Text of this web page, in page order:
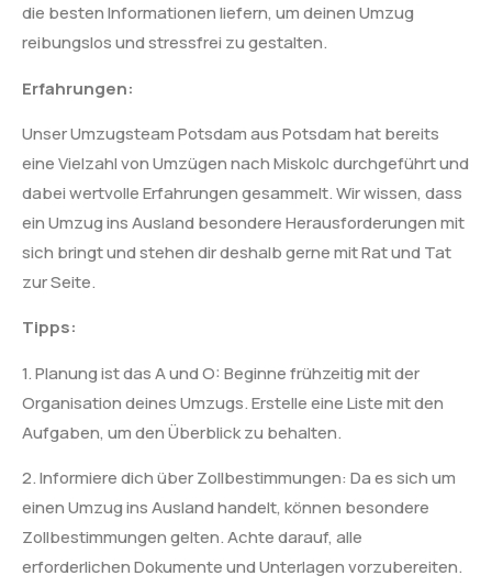
die besten Informationen liefern, um deinen Umzug
reibungslos und stressfrei zu gestalten.
Erfahrungen:
Unser Umzugsteam Potsdam aus Potsdam hat bereits
eine Vielzahl von Umzügen nach Miskolc durchgeführt und
dabei wertvolle Erfahrungen gesammelt. Wir wissen, dass
ein Umzug ins Ausland besondere Herausforderungen mit
sich bringt und stehen dir deshalb gerne mit Rat und Tat
zur Seite.
Tipps:
1. Planung ist das A und O: Beginne frühzeitig mit der
Organisation deines Umzugs. Erstelle eine Liste mit den
Aufgaben, um den Überblick zu behalten.
2. Informiere dich über Zollbestimmungen: Da es sich um
einen Umzug ins Ausland handelt, können besondere
Zollbestimmungen gelten. Achte darauf, alle
erforderlichen Dokumente und Unterlagen vorzubereiten.